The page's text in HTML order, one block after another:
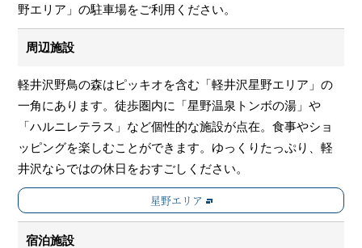
野エリア」の駐車場をご利用ください。
周辺施設
軽井沢野鳥の森はピッキオを含む「軽井沢星野エリア」の
一角にあります。徒歩圏内に「星野温泉トンボの湯」や
「ハルニレテラス」など個性的な施設が点在。食事やショ
ッピングを楽しむことができます。ゆっくりたっぷり、軽
井沢ならではの休日をおすごしください。
星野エリア
宿泊施設